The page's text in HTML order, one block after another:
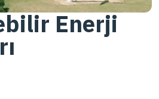
Enerji